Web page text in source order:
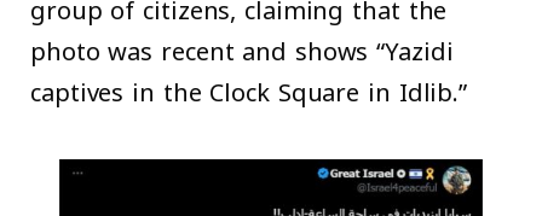
group of citizens, claiming that the
photo was recent and shows “Yazidi
captives in the Clock Square in Idlib.”